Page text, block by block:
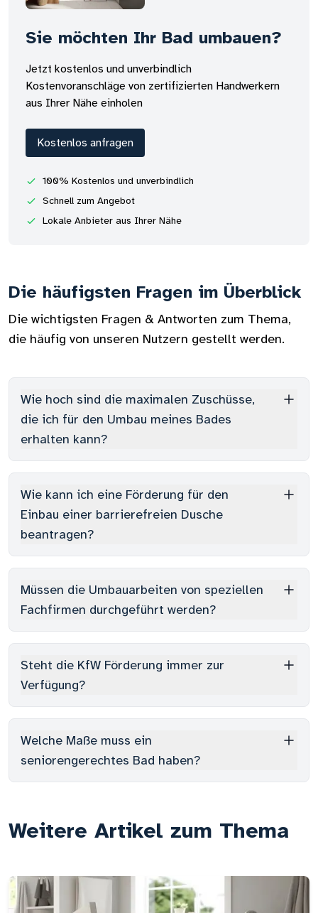
Sie möchten Ihr Bad umbauen?
Jetzt kostenlos und unverbindlich
Kostenvoranschläge von zertifizierten Handwerkern
aus Ihrer Nähe einholen
Kostenlos anfragen
100% Kostenlos und unverbindlich
Schnell zum Angebot
Lokale Anbieter aus Ihrer Nähe
Die häufigsten Fragen im Überblick
Die wichtigsten Fragen & Antworten zum Thema,
die häufig von unseren Nutzern gestellt werden.
Wie hoch sind die maximalen Zuschüsse,
die ich für den Umbau meines Bades
erhalten kann?
Wie kann ich eine Förderung für den
Einbau einer barrierefreien Dusche
beantragen?
Müssen die Umbauarbeiten von speziellen
Fachfirmen durchgeführt werden?
Steht die KfW Förderung immer zur
Verfügung?
Welche Maße muss ein
seniorengerechtes Bad haben?
Weitere Artikel zum Thema